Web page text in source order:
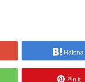
Hatena
Pin it